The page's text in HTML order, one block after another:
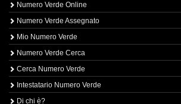
Numero Verde Online
Numero Verde Assegnato
Mio Numero Verde
Numero Verde Cerca
Cerca Numero Verde
Intestatario Numero Verde
Di chi è?